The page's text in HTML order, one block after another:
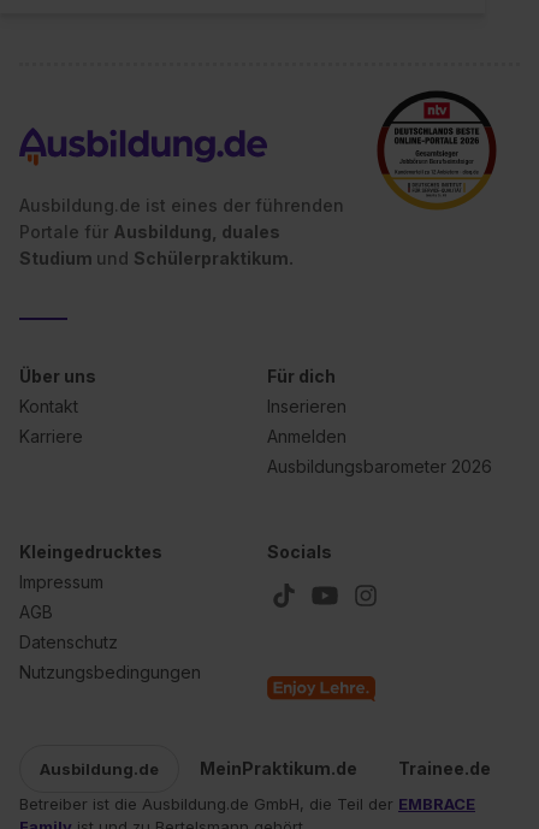
Ausbildung.de ist eines der führenden
Portale für Ausbildung, duales
Studium und Schülerpraktikum.
Über uns
Kontakt
Karriere
Für dich
Inserieren
Anmelden
Ausbildungsbarometer 2026
Kleingedrucktes
Impressum
AGB
Datenschutz
Nutzungsbedingungen
Socials
Ausbildung.de MeinPraktikum.de Trainee.de
Betreiber ist die Ausbildung.de GmbH, die Teil der EMBRACE